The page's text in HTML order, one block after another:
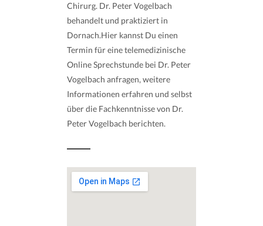
Chirurg. Dr. Peter Vogelbach
behandelt und praktiziert in
Dornach.Hier kannst Du einen
Termin für eine telemedizinische
Online Sprechstunde bei Dr. Peter
Vogelbach anfragen, weitere
Informationen erfahren und selbst
über die Fachkenntnisse von Dr.
Peter Vogelbach berichten.